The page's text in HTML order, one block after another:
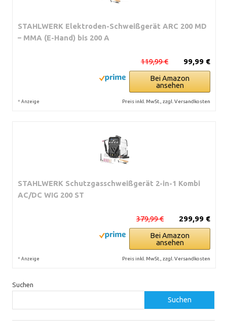
STAHLWERK Elektroden-Schweißgerät ARC 200 MD
– MMA (E-Hand) bis 200 A
99,99 €
119,99 €
Bei Amazon
ansehen
* Anzeige Preis inkl. MwSt., zzgl. Versandkosten
STAHLWERK Schutzgasschweißgerät 2-in-1 Kombi
AC/DC WIG 200 ST
299,99 €
379,99 €
Bei Amazon
ansehen
* Anzeige Preis inkl. MwSt., zzgl. Versandkosten
Suchen
Suchen